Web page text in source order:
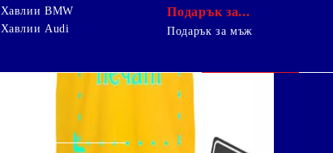
Хавлии BMW
Хавлии Audi
Подарък за...
Подарък за мъж